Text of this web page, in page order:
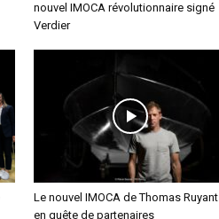
nouvel IMOCA révolutionnaire signé
Verdier
Le nouvel IMOCA de Thomas Ruyant
en quête de partenaires